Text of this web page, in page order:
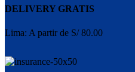
DELIVERY GRATIS
Lima: A partir de S/ 80.00